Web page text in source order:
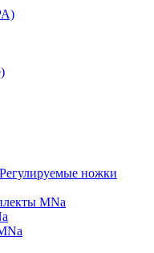
Регулируемые ножки
MNa